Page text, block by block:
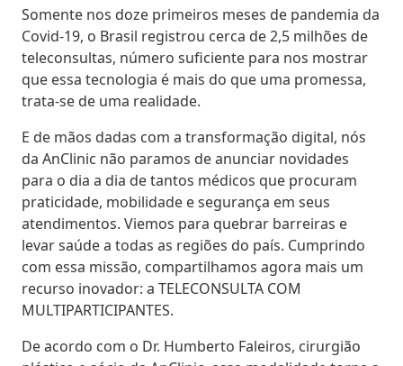
Somente nos doze primeiros meses de pandemia da
Covid-19, o Brasil registrou cerca de 2,5 milhões de
teleconsultas, número suficiente para nos mostrar
que essa tecnologia é mais do que uma promessa,
trata-se de uma realidade.
E de mãos dadas com a transformação digital, nós
da AnClinic não paramos de anunciar novidades
para o dia a dia de tantos médicos que procuram
praticidade, mobilidade e segurança em seus
atendimentos. Viemos para quebrar barreiras e
levar saúde a todas as regiões do país. Cumprindo
com essa missão, compartilhamos agora mais um
recurso inovador: a TELECONSULTA COM
MULTIPARTICIPANTES.
De acordo com o Dr. Humberto Faleiros, cirurgião